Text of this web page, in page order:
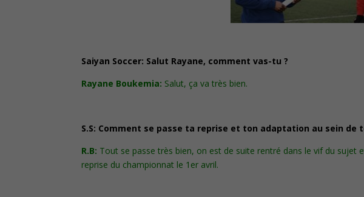
Saiyan Soccer: Salut Rayane, comment vas-tu ?
Rayane Boukemia: Salut, ça va très bien.
S.S: Comment se passe ta reprise et ton adaptation au sein de
R.B: Tout se passe très bien, on est de suite rentré dans le vif du sujet
reprise du championnat le 1er avril.